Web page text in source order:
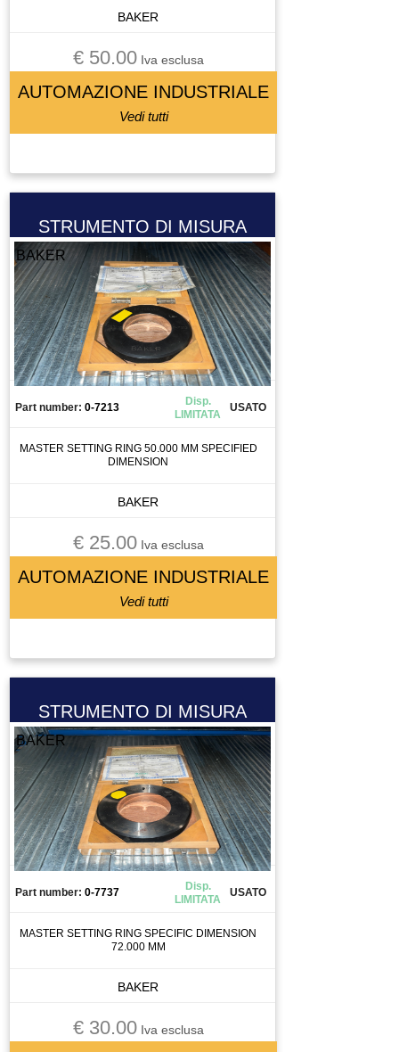
BAKER
€ 50.00Iva esclusa
AUTOMAZIONE INDUSTRIALE
Vedi tutti
STRUMENTO DI MISURA
BAKER
Part number: 0-7213
Disp.
LIMITATA
USATO
MASTER SETTING RING 50.000 MM SPECIFIED
DIMENSION
BAKER
€ 25.00Iva esclusa
AUTOMAZIONE INDUSTRIALE
Vedi tutti
STRUMENTO DI MISURA
BAKER
Part number: 0-7737
Disp.
LIMITATA
USATO
MASTER SETTING RING SPECIFIC DIMENSION
72.000 MM
BAKER
€ 30.00Iva esclusa